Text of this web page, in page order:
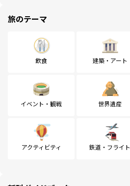
旅のテーマ
飲食 建築・アート
イベント・観戦 世界遺産
アクティビティ 鉄道・フライト